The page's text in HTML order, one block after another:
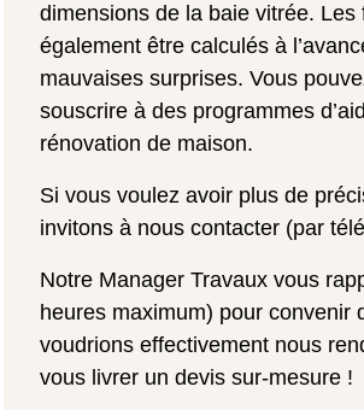
dimensions de la baie vitrée.
également être calculés à
mauvaises surprises. Vous
souscrire à des programmes
rénovation de maison.
Si vous voulez avoir plus de
invitons à nous contacter (par
Notre Manager Travaux vous
heures maximum) pour convenir
voudrions effectivement nous
vous livrer un devis sur-mesure !